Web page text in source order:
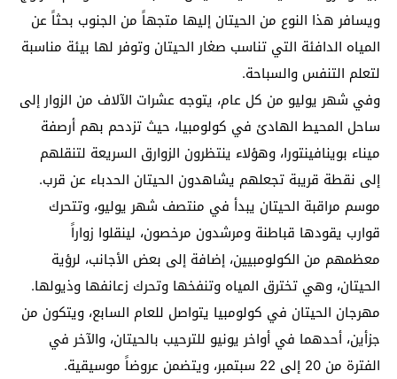
ويسافر هذا النوع من الحيتان إليها متجهاً من الجنوب بحثاً عن
المياه الدافئة التي تناسب صغار الحيتان وتوفر لها بيئة مناسبة
لتعلم التنفس والسباحة.
وفي شهر يوليو من كل عام، يتوجه عشرات الآلاف من الزوار إلى
ساحل المحيط الهادئ في كولومبيا، حيث تزدحم بهم أرصفة
ميناء بوينافينتورا، وهؤلاء ينتظرون الزوارق السريعة لتنقلهم
إلى نقطة قريبة تجعلهم يشاهدون الحيتان الحدباء عن قرب.
موسم مراقبة الحيتان يبدأ في منتصف شهر يوليو، وتتحرك
قوارب يقودها قباطنة ومرشدون مرخصون، لينقلوا زواراً
معظمهم من الكولومبيين، إضافة إلى بعض الأجانب، لرؤية
الحيتان، وهي تخترق المياه وتنفخها وتحرك زعانفها وذيولها.
مهرجان الحيتان في كولومبيا يتواصل للعام السابع، ويتكون من
جزأين، أحدهما في أواخر يونيو للترحيب بالحيتان، والآخر في
الفترة من 20 إلى 22 سبتمبر، ويتضمن عروضاً موسيقية.